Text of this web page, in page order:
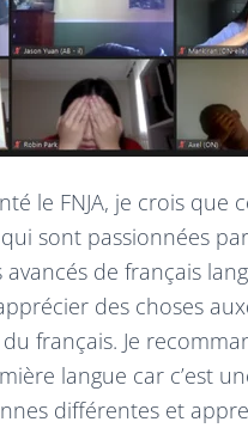
le FNJA, je crois
sont passionnées
de français
des choses
français. Je
langue car c’est
différentes et